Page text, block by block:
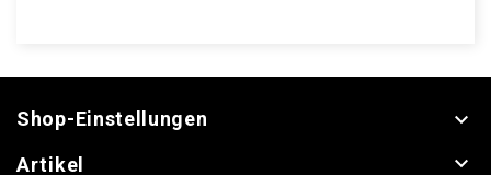
Shop-Einstellungen 
Artikel 